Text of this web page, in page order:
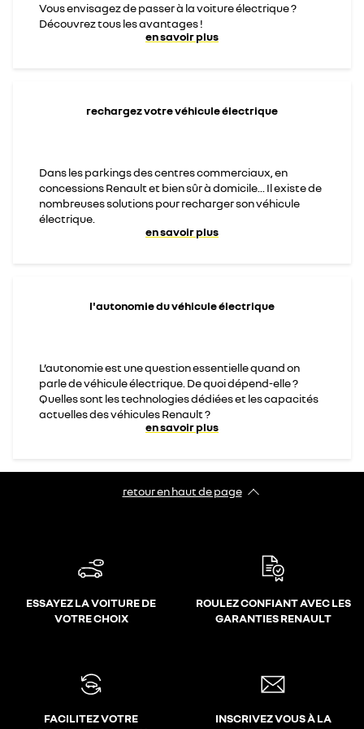
Vous envisagez de passer à la voiture électrique ?
Découvrez tous les avantages !
en savoir plus
rechargez votre véhicule électrique
Dans les parkings des centres commerciaux, en
concessions Renault et bien sûr à domicile... Il existe de
nombreuses solutions pour recharger son véhicule
électrique.
en savoir plus
l'autonomie du véhicule électrique
L’autonomie est une question essentielle quand on
parle de véhicule électrique. De quoi dépend-elle ?
Quelles sont les technologies dédiées et les capacités
actuelles des véhicules Renault ?
en savoir plus
retour en haut de page​
ESSAYEZ LA VOITURE DE
VOTRE CHOIX
ROULEZ CONFIANT AVEC LES
GARANTIES RENAULT
FACILITEZ VOTRE
INSCRIVEZ VOUS À LA